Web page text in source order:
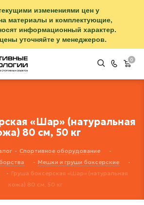
изменениями цен у
материалы и комплектующие,
информационный характер.
уточняйте у менеджеров.
0
«Шар» (натуральная
80 см, 50 кг
- Спортивное оборудование
-
- Мешки и груши боксерские
-
- Груша боксерская «Шар» (натуральная
кожа) 80 см, 50 кг